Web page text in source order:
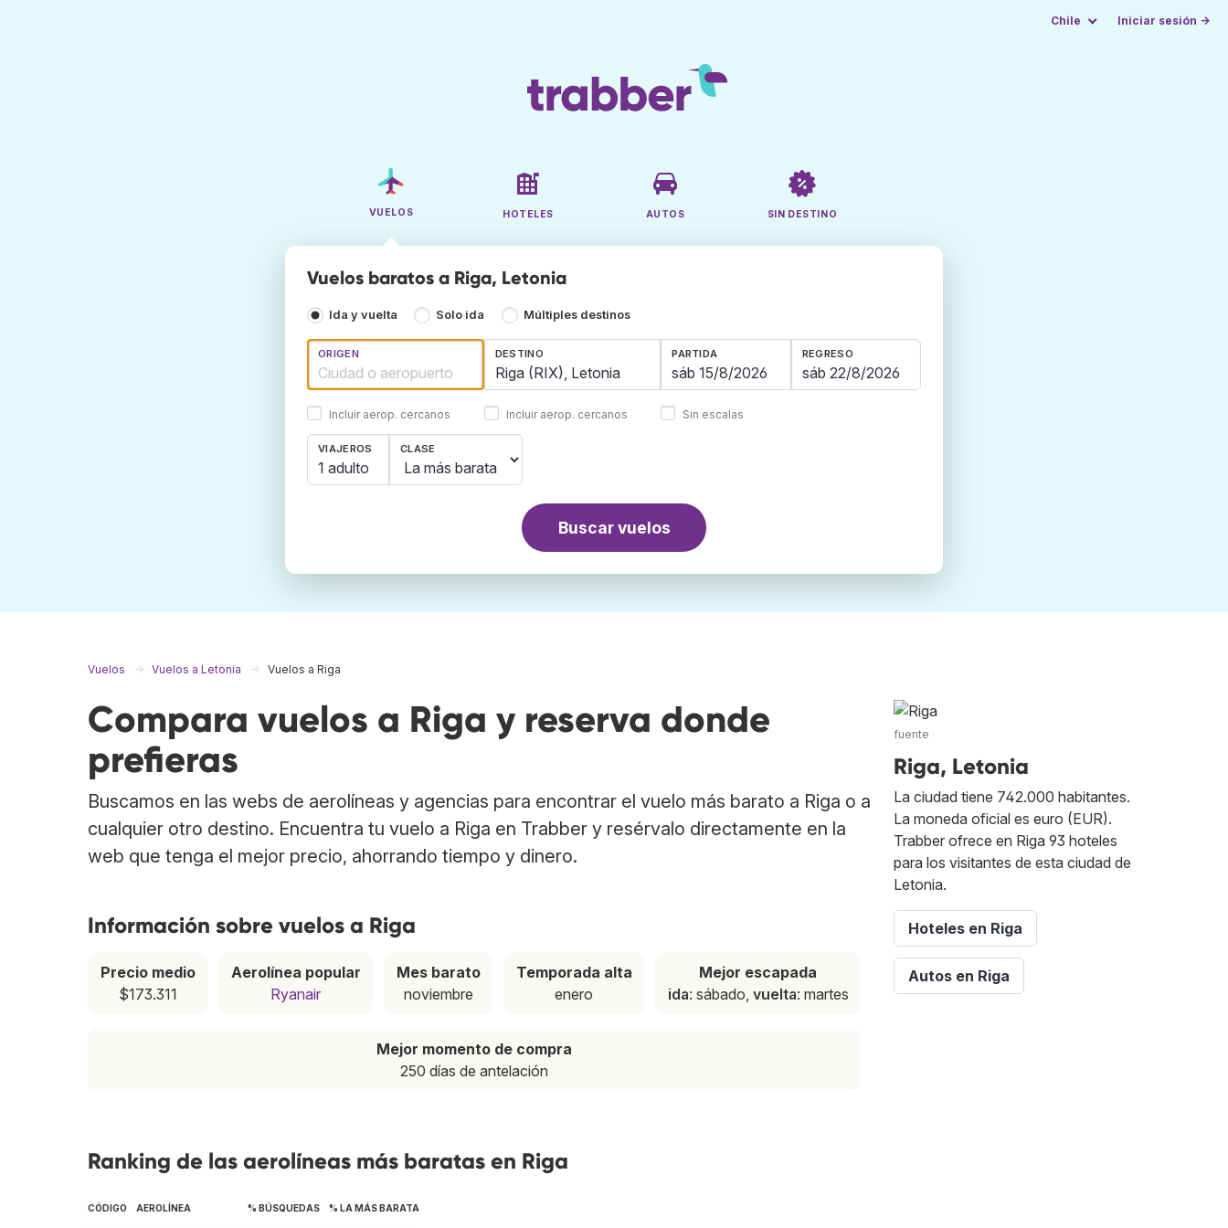
Chile Iniciar sesión →
VUELOS HOTELES AUTOS SIN DESTINO
Vuelos baratos a Riga, Letonia
Ida y vuelta Solo ida Múltiples destinos
ORIGEN
Incluir aerop. cercanos
DESTINO
Incluir aerop. cercanos
PARTIDA REGRESO
Sin escalas
VIAJEROS
1 adulto
CLASE
Buscar vuelos
Vuelos Vuelos a Letonia Vuelos a Riga
Compara vuelos a Riga y reserva donde
prefieras
Buscamos en las webs de aerolíneas y agencias para encontrar el vuelo más barato a Riga o a
cualquier otro destino. Encuentra tu vuelo a Riga en Trabber y resérvalo directamente en la
web que tenga el mejor precio, ahorrando tiempo y dinero.
Información sobre vuelos a Riga
Precio medio
$173.311
Aerolínea popular
Ryanair
Mes barato
noviembre
Temporada alta
enero
Mejor escapada
ida: sábado, vuelta: martes
Mejor momento de compra
250 días de antelación
Ranking de las aerolíneas más baratas en Riga
CÓDIGO AEROLÍNEA % BÚSQUEDAS % LA MÁS BARATA
fuente
Riga, Letonia
La ciudad tiene 742.000 habitantes.
La moneda oficial es euro (EUR).
Trabber ofrece en Riga 93 hoteles
para los visitantes de esta ciudad de
Letonia.
Hoteles en Riga
Autos en Riga